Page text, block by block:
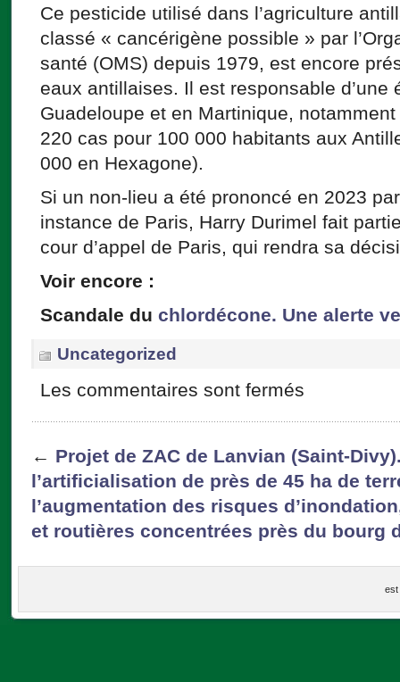
Ce pesticide utilisé dans l’agriculture
classé « cancérigène possible » par
santé (OMS) depuis 1979, est encore
eaux antillaises. Il est responsable d’une
Guadeloupe et en Martinique,
220 cas pour 100 000 habitants aux
000 en Hexagone).
Si un non-lieu a été prononcé en 2023
instance de Paris, Harry Durimel fait
cour d’appel de Paris, qui rendra sa
Voir encore :
Scandale du chlordécone. Une alerte
Uncategorized
Les commentaires sont fermés
← Projet de ZAC de Lanvian (Saint-
l’artificialisation de près de 45 ha de
l’augmentation des risques
et routières concentrées près du bourg